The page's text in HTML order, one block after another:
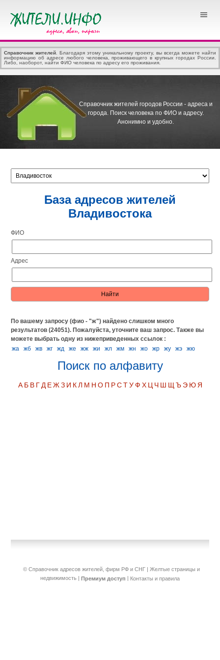
Справочник жителей . Благодаря этому уникальному проекту, вы всегда можете найти
информацию об адресе любого человека, проживающего в крупных городах России.
Либо, наоборот, найти ФИО человека по адресу его проживания.
Справочник жителей городов России - адреса и
города. Поиск человека по ФИО и адресу.
Анонимно и удобно.
База адресов жителей
Владивостока
ФИО
Адрес
По вашему запросу (фио - "ж") найдено слишком много
результатов (24051). Пожалуйста, уточните ваш запрос.Также вы
можете выбрать одну из нижеприведенных ссылок :
жа
жб жв жг жд же жж жи жл жм жн жо жр жу жэ жю
Поиск по алфавиту
А Б В Г Д Е Ж З И К Л М Н О П Р С Т У Ф Х Ц Ч Ш Щ Ъ Э Ю Я
© Справочник адресов жителей, фирм РФ и СНГ | Желтые страницы и
недвижимость | Премиум доступ | Контакты и правила